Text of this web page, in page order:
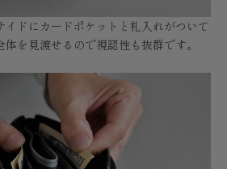
ドにカードポケットと札入れがついて
を見渡せるので視認性も抜群です。